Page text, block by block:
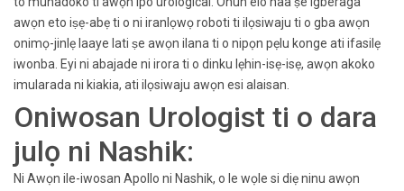
awọn eto iṣẹ-abẹ ti o ni iranlọwọ roboti ti ilọsiwaju ti o gba awọn
onimọ-jinlẹ laaye lati ṣe awọn ilana ti o nipọn pẹlu konge ati ifasilẹ
iwonba. Eyi ni abajade ni irora ti o dinku lẹhin-isẹ-isẹ, awọn akoko
imularada ni kiakia, ati ilọsiwaju awọn esi alaisan.
Oniwosan Urologist ti o dara
julọ ni Nashik:
Ni Awọn ile-iwosan Apollo ni Nashik, o le wọle si diẹ ninu awọn